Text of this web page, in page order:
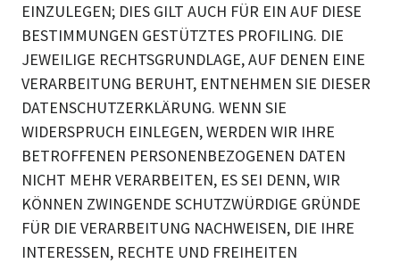
EINZULEGEN; DIES GILT AUCH FÜR EIN AUF DIESE
BESTIMMUNGEN GESTÜTZTES PROFILING. DIE
JEWEILIGE RECHTSGRUNDLAGE, AUF DENEN EINE
VERARBEITUNG BERUHT, ENTNEHMEN SIE DIESER
DATENSCHUTZERKLÄRUNG. WENN SIE
WIDERSPRUCH EINLEGEN, WERDEN WIR IHRE
BETROFFENEN PERSONENBEZOGENEN DATEN
NICHT MEHR VERARBEITEN, ES SEI DENN, WIR
KÖNNEN ZWINGENDE SCHUTZWÜRDIGE GRÜNDE
FÜR DIE VERARBEITUNG NACHWEISEN, DIE IHRE
INTERESSEN, RECHTE UND FREIHEITEN